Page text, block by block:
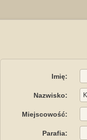
Imię:
Nazwisko:
Miejscowość:
Parafia: